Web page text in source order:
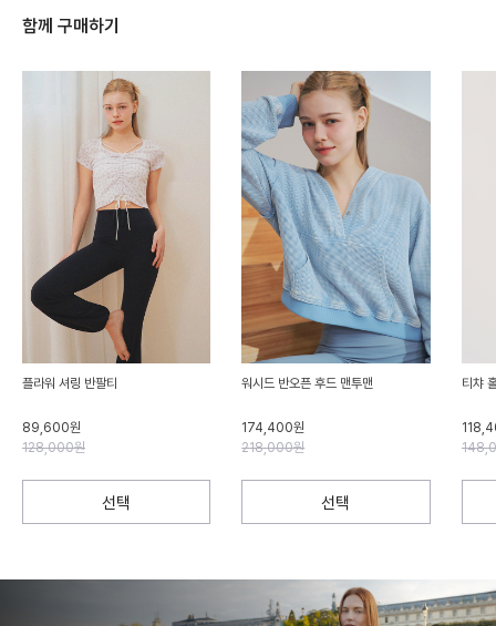
함께 구매하기
플라워 셔링 반팔티
89,600원
128,000원
선택
워시드 반오픈 후드 맨투맨
174,400원
218,000원
선택
티챠